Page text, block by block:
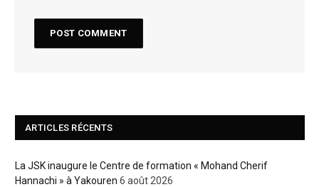
ARTICLES RÉCENTS
La JSK inaugure le Centre de formation « Mohand Cherif
Hannachi » à Yakouren 6 août 2026